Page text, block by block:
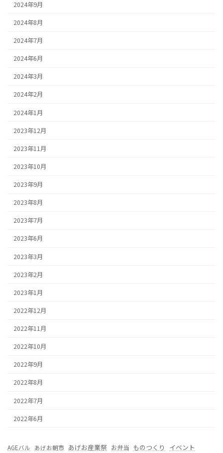
2024年9月
2024年8月
2024年7月
2024年6月
2024年3月
2024年2月
2024年1月
2023年12月
2023年11月
2023年10月
2023年9月
2023年8月
2023年7月
2023年6月
2023年3月
2023年2月
2023年1月
2022年12月
2022年11月
2022年10月
2022年9月
2022年8月
2022年7月
2022年6月
AGEバル あげお朝市 あげお産業祭 お弁当 ものつくり イベント